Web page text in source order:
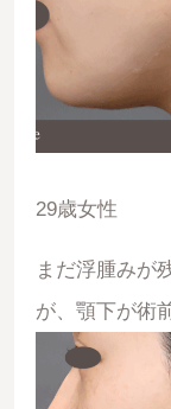
29歳女性
まだ浮腫みが
が、顎下が術